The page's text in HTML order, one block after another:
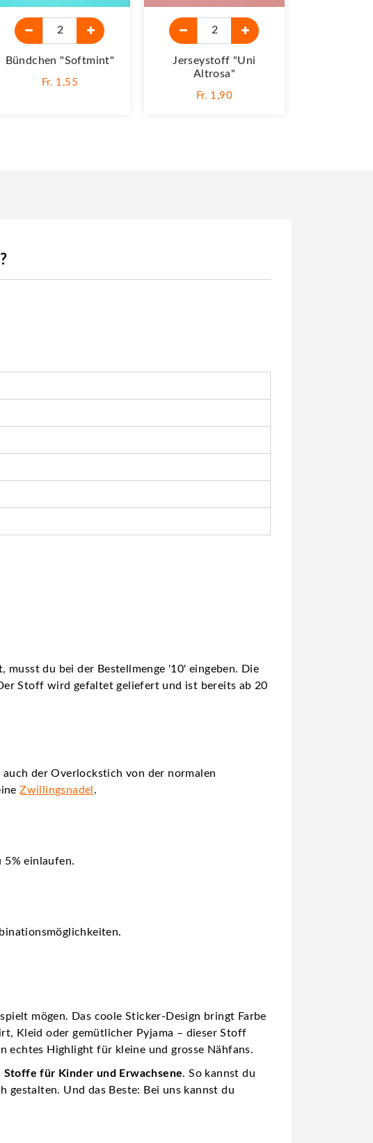
Bündchen "Softmint"
Fr. 1,55
Jerseystoff "Uni
Altrosa"
Fr. 1,90
du bei der Bestellmenge '10' eingeben. Die
Stoff wird gefaltet geliefert und ist bereits ab 20
der Overlockstich von der normalen
Zwillingsnadel .
5% einlaufen.
mögen. Das coole Sticker-Design bringt Farbe
Kleid oder gemütlicher Pyjama – dieser Stoff
echtes Highlight für kleine und grosse Nähfans.
Stoffe für Kinder und Erwachsene. So kannst du
gestalten. Und das Beste: Bei uns kannst du